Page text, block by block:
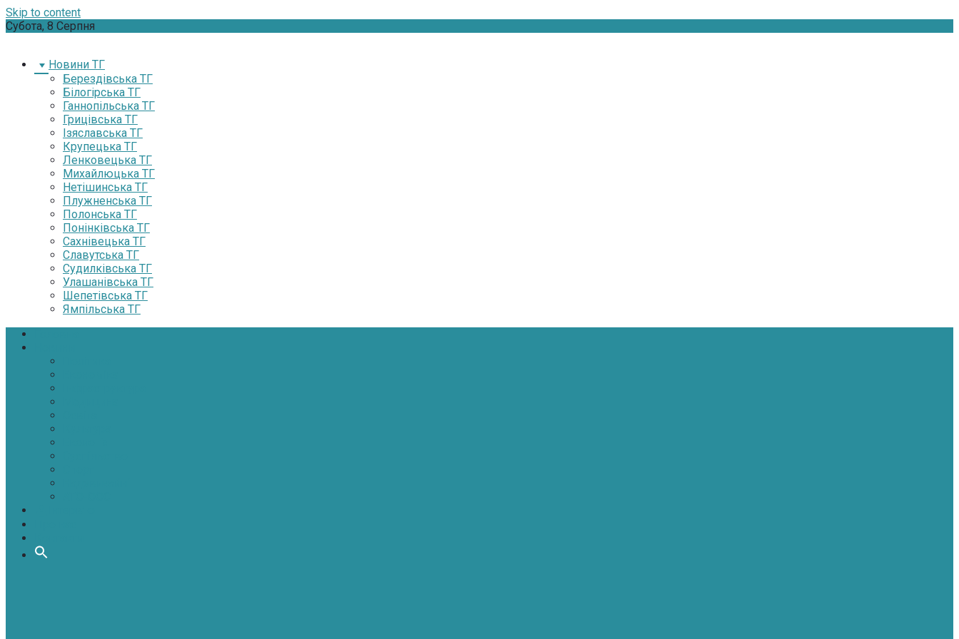
Skip to content
Субота, 8 Серпня
Новини ТГ
Берездівська ТГ
Білогірська ТГ
Ганнопільська ТГ
Грицівська ТГ
Ізяславська ТГ
Крупецька ТГ
Ленковецька ТГ
Михайлюцька ТГ
Нетішинська ТГ
Плужненська ТГ
Полонська ТГ
Понінківська ТГ
Сахнівецька ТГ
Славутська ТГ
Судилківська ТГ
Улашанівська ТГ
Шепетівська ТГ
Ямпільська ТГ